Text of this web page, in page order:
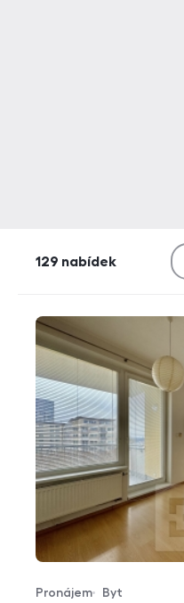
129 nabídek
Typ nabídky
Pronájem
Typ nemovitosti
Byt